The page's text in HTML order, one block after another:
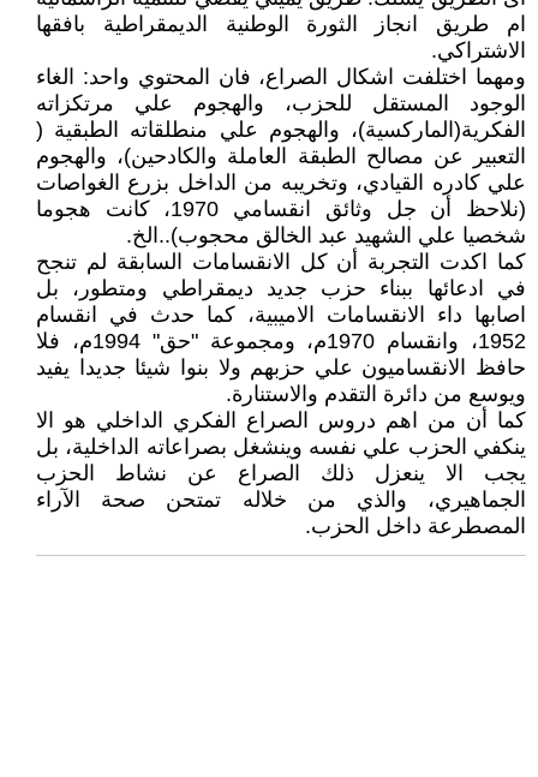
ام طريق انجاز الثورة الوطنية الديمقراطية بافقها
الاشتراكي.
ومهما اختلفت اشكال الصراع، فان المحتوي واحد: الغاء
الوجود المستقل للحزب، والهجوم علي مرتكزاته
الفكرية(الماركسية)، والهجوم علي منطلقاته الطبقية (
التعبير عن مصالح الطبقة العاملة والكادحين)، والهجوم
علي كادره القيادي، وتخريبه من الداخل بزرع الغواصات
(نلاحظ أن جل وثائق انقسامي 1970، كانت هجوما
شخصيا علي الشهيد عبد الخالق محجوب)..الخ.
كما اكدت التجربة أن كل الانقسامات السابقة لم تنجح
في ادعائها ببناء حزب جديد ديمقراطي ومتطور، بل
اصابها داء الانقسامات الاميبية، كما حدث في انقسام
1952، وانقسام 1970م، ومجموعة "حق" 1994م، فلا
حافظ الانقساميون علي حزبهم ولا بنوا شيئا جديدا يفيد
ويوسع من دائرة التقدم والاستنارة.
كما أن من اهم دروس الصراع الفكري الداخلي هو الا
ينكفي الحزب علي نفسه وينشغل بصراعاته الداخلية، بل
يجب الا ينعزل ذلك الصراع عن نشاط الحزب
الجماهيري، والذي من خلاله تمتحن صحة الآراء
المصطرعة داخل الحزب.